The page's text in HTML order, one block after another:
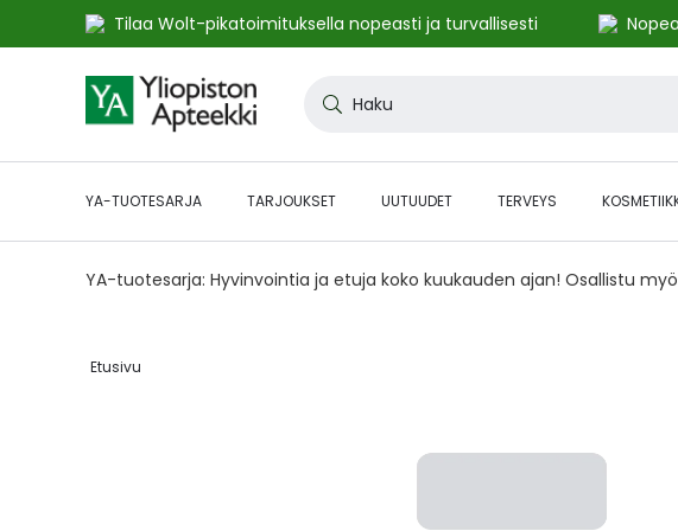
Tilaa Wolt-pikatoimituksella nopeasti ja turvallisesti
to
Content
YA-TUOTESARJA TARJOUKSET UUTUUDET TERVEYS
YA-tuotesarja: Hyvinvointia ja etuja koko kuukauden ajan! Osallistu
Etusivu‎